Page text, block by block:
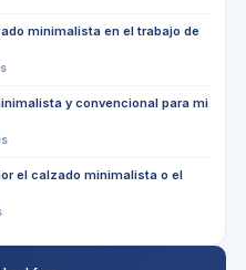
minimalista en el trabajo de
y convencional para mi
el calzado minimalista o el